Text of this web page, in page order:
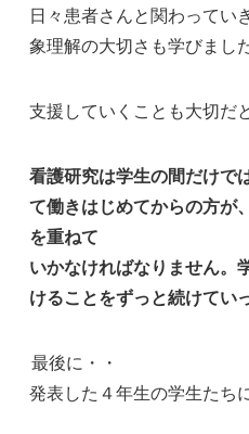
日々患者さんと関わってい
象理解の大切さも学びまし
支援していくことも大切だ
看護研究は学生の間だけで
て働きはじめてからの方が
を重ねて
いかなければなりません。
けることをずっと続けてい
最後に・・
発表した４年生の学生たち